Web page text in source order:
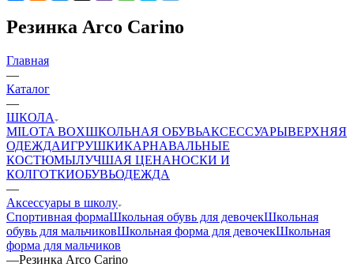
Резинка Arco Carino
Главная
—
Каталог
—
ШКОЛА
MILOTA BOXШКОЛЬНАЯ ОБУВЬАКСЕССУАРЫВЕРХНЯЯ
ОДЕЖДАИГРУШКИКАРНАВАЛЬНЫЕ
КОСТЮМЫЛУЧШАЯ ЦЕНАНОСКИ И
КОЛГОТКИОБУВЬОДЕЖДА
—
Аксессуары в школу
Спортивная формаШкольная обувь для девочекШкольная
обувь для мальчиковШкольная форма для девочекШкольная
форма для мальчиков
—Резинка Arco Carino